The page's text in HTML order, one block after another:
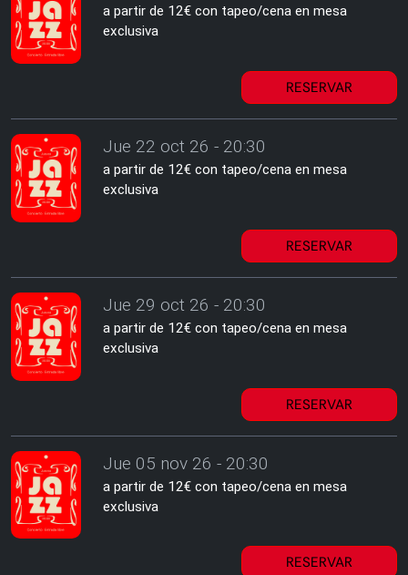
a partir de 12€ con tapeo/cena en mesa
exclusiva
RESERVAR
Jue 22 oct 26 - 20:30
a partir de 12€ con tapeo/cena en mesa
exclusiva
RESERVAR
Jue 29 oct 26 - 20:30
a partir de 12€ con tapeo/cena en mesa
exclusiva
RESERVAR
Jue 05 nov 26 - 20:30
a partir de 12€ con tapeo/cena en mesa
exclusiva
RESERVAR